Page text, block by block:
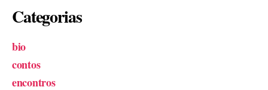
Categorias
bio
contos
encontros